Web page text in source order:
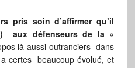
pris soin d’affirmer qu’il
aux défenseurs de la «
là aussi outranciers dans
certes beaucoup évolué, et